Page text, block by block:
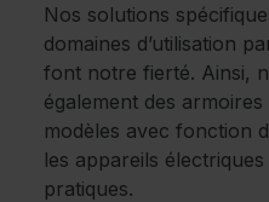
Nos solutions
domaines d’utilisation
font notre fierté. Ainsi,
également des
modèles avec fonction
les appareils
pratiques.